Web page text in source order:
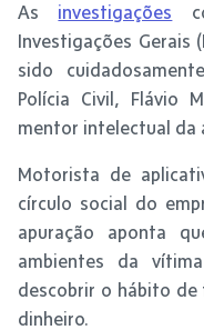
As investigações
Investigações Gerais
sido
Polícia Civil, Flávio
mentor intelectual da
Motorista de
círculo social do
apuração aponta
ambientes da
descobrir o hábito
dinheiro.